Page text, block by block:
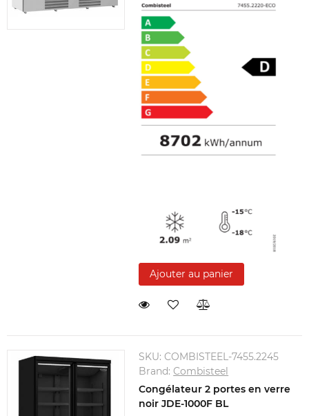
Ajouter au panier
SKU:COMBISTEEL-7455.2245
Brand:Combisteel
Congélateur 2 portes en verre
noir JDE-1000F BL